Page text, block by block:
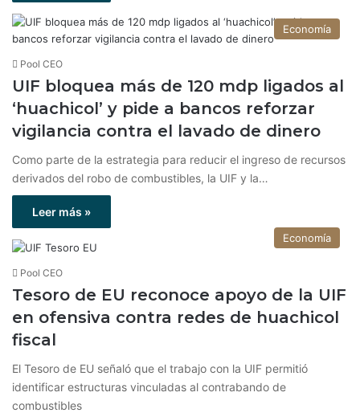
Economía
Pool CEO
UIF bloquea más de 120 mdp ligados al
‘huachicol’ y pide a bancos reforzar
vigilancia contra el lavado de dinero
Como parte de la estrategia para reducir el ingreso de recursos
derivados del robo de combustibles, la UIF y la…
Leer más »
Economía
Pool CEO
Tesoro de EU reconoce apoyo de la UIF
en ofensiva contra redes de huachicol
fiscal
El Tesoro de EU señaló que el trabajo con la UIF permitió
identificar estructuras vinculadas al contrabando de
combustibles